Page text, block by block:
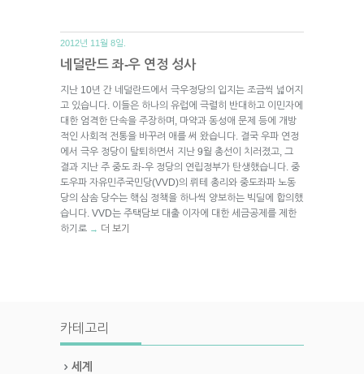
2012년 11월 8일.
네덜란드 좌-우 연정 성사
지난 10년 간 네덜란드에서 극우정당의 입지는 조금씩 넓어지
고 있습니다. 이들은 하나의 유럽에 극렬히 반대하고 이민자에
대한 엄격한 단속을 주장하며, 마약과 동성애 문제 등에 개방
적인 사회적 전통을 바꾸려 애를 써 왔습니다. 결국 우파 연정
에서 극우 정당이 탈퇴하면서 지난 9월 총선이 치러졌고, 그
결과 지난 주 중도 좌-우 정당의 연립정부가 탄생했습니다. 중
도우파 자유민주국민당(VVD)의 뤼테 총리와 중도좌파 노동
당의 삼솜 당수는 핵심 정책을 하나씩 양보하는 빅딜에 합의했
습니다. VVD는 주택담보 대출 이자에 대한 세금공제를 제한
하기로 → 더 보기
카테고리
세계